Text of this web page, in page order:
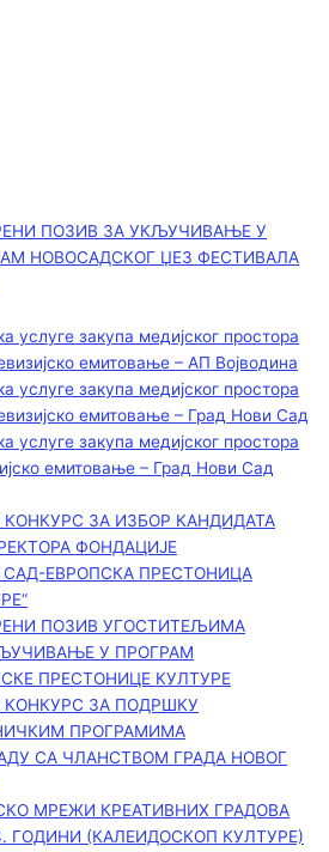
ПОЗИВ ЗА УКЉУЧИВАЊЕ У
НОВОСАДСКОГ ЏЕЗ ФЕСТИВАЛА
услуге закупа медијског простора
емитовање – АП Војводинa
услуге закупа медијског простора
емитовање – Град Нови Сад
услуге закупа медијског простора
емитовање – Град Нови Сад
КОНКУРС ЗА ИЗБОР КАНДИДАТА
ФОНДАЦИЈЕ
САД-ЕВРОПСКА ПРЕСТОНИЦА
ПОЗИВ УГОСТИТЕЉИМА
У ПРОГРАМ
ПРЕСТОНИЦЕ КУЛТУРЕ
КОНКУРС ЗА ПОДРШКУ
ПРОГРАМИМА
СА ЧЛАНСТВОМ ГРАДА НОВОГ
МРЕЖИ КРЕАТИВНИХ ГРАДОВА
ГОДИНИ (КАЛЕИДОСКОП КУЛТУРЕ)